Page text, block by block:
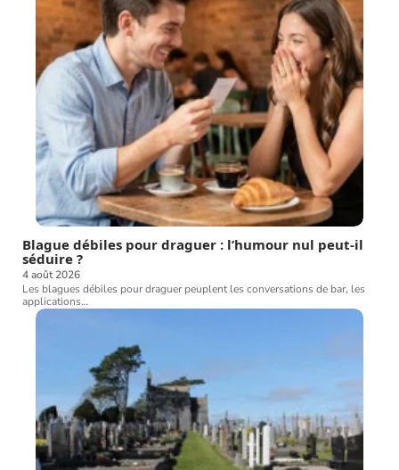
Blague débiles pour draguer : l’humour nul peut-il
séduire ?
4 août 2026
Les blagues débiles pour draguer peuplent les conversations de bar, les
applications…